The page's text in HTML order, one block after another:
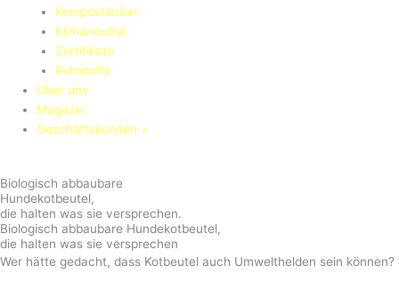
Kompostierbar
Klimaneutral
Zertifikate
Rohstoffe
Über uns
Magazin
Geschäftskunden >
Biologisch abbaubare
Hundekotbeutel,
die halten was sie versprechen.
Biologisch abbaubare Hundekotbeutel,
die halten was sie versprechen
Wer hätte gedacht, dass Kotbeutel auch Umwelthelden sein können?